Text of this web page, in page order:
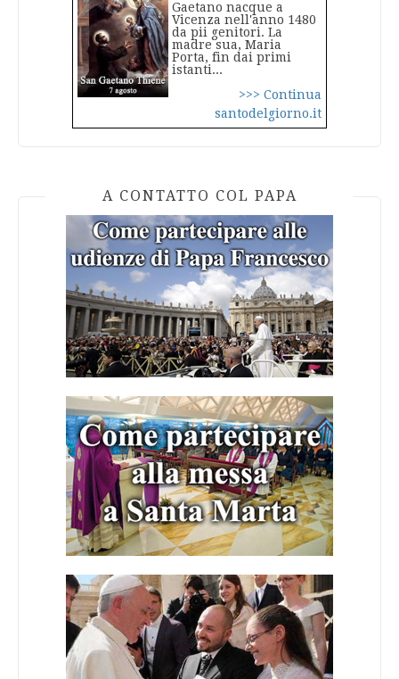
Gaetano nacque a
Vicenza nell'anno 1480
da pii genitori. La
madre sua, Maria
Porta, fin dai primi
istanti...
>>> Continua
santodelgiorno.it
A CONTATTO COL PAPA